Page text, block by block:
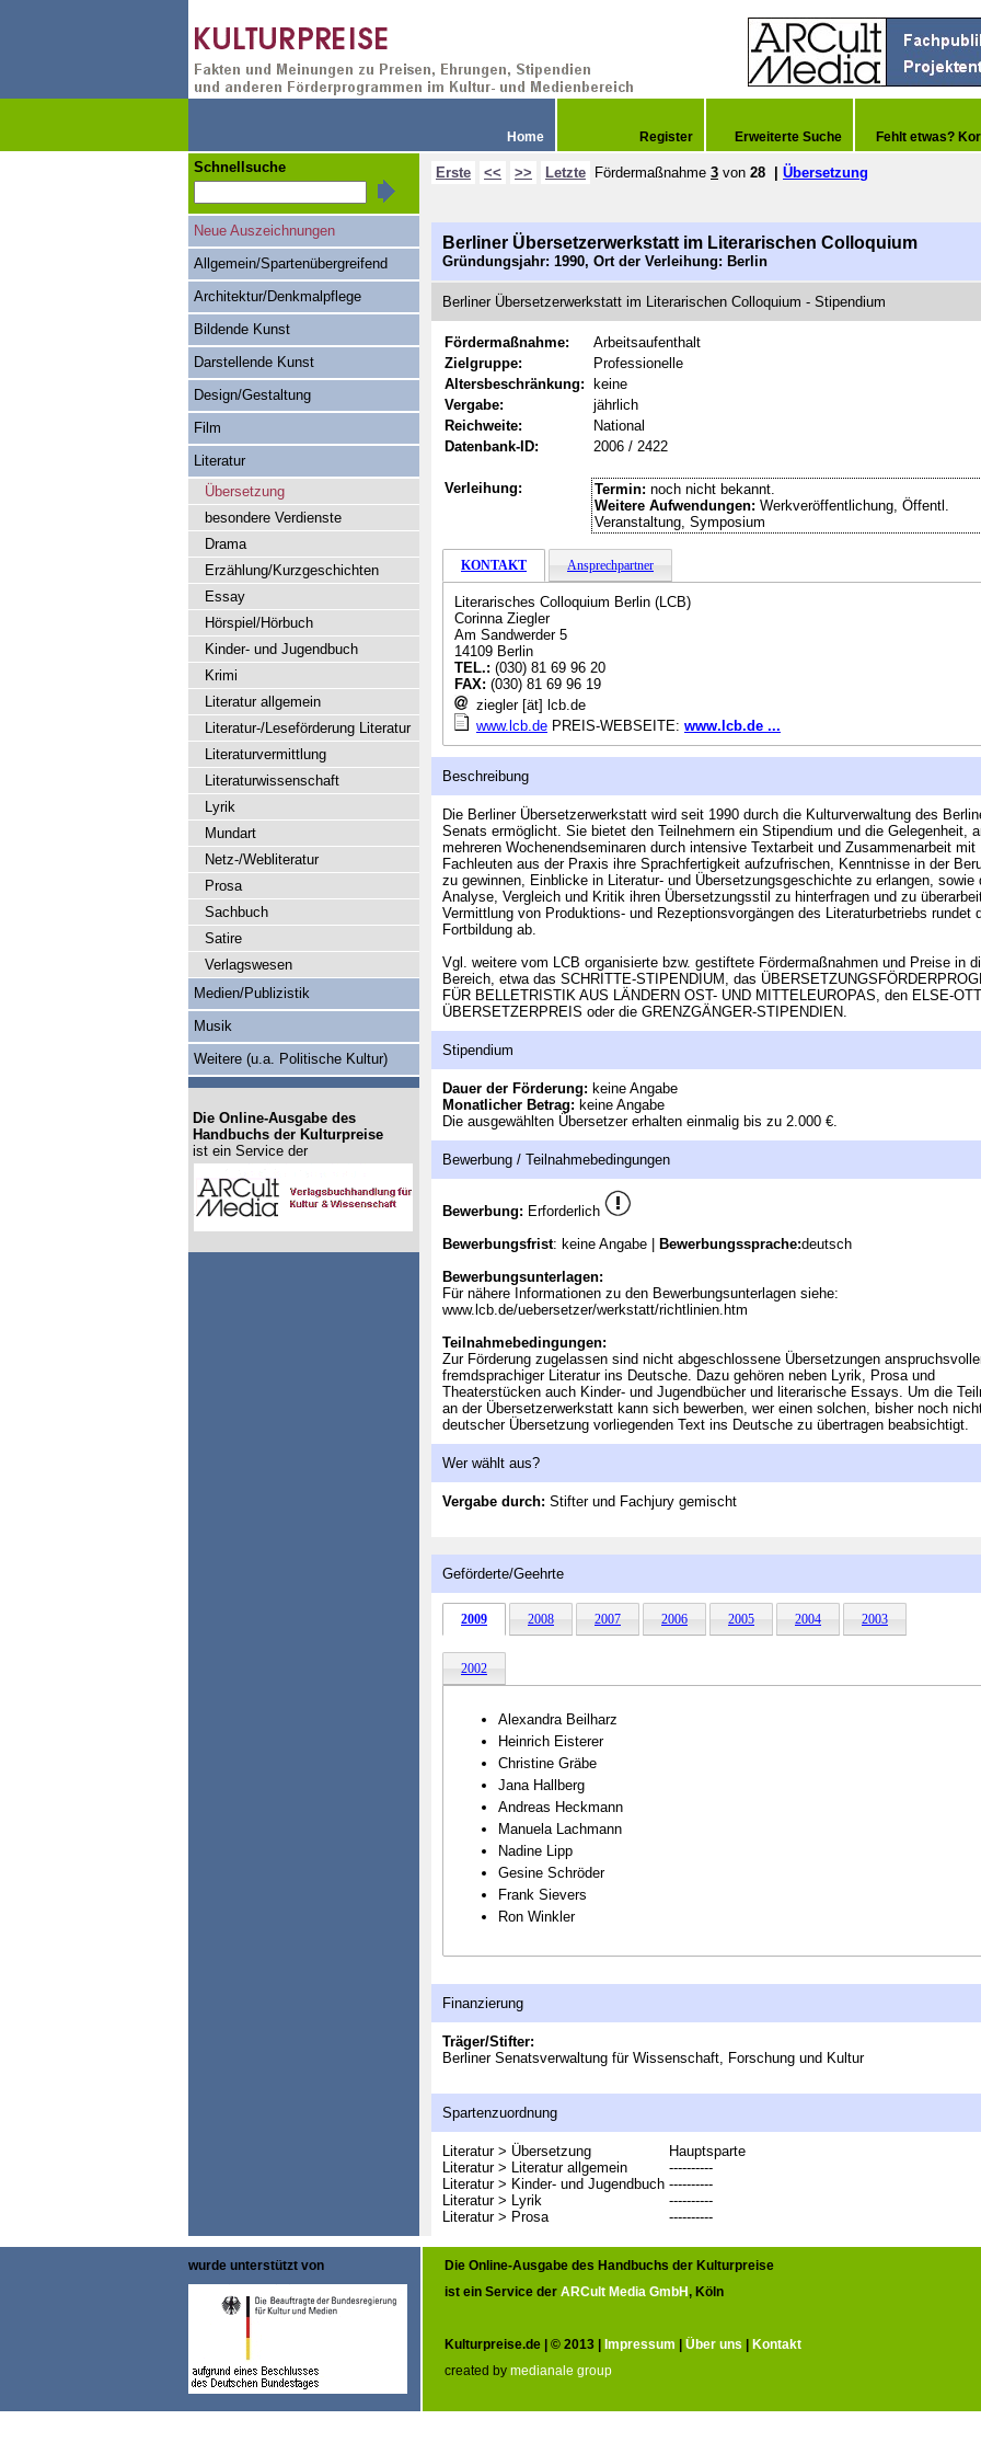
Home Register Erweiterte Suche Fehlt etwas?
Erste << >> Letzte Fördermaßnahme 3 von 28 Übersetzung
Berliner Übersetzerwerkstatt im Literarischen Colloquium
Gründungsjahr: 1990, Ort der Verleihung: Berlin
Berliner Übersetzerwerkstatt im Literarischen Colloquium - Stipendium
Fördermaßnahme:
Arbeitsaufenthalt
Zielgruppe:
Professionelle
Altersbeschränkung:
keine
Vergabe:
jährlich
Reichweite:
National
Datenbank-ID:
2006 / 2422
Verleihung: Termin: noch nicht bekannt.
Weitere Aufwendungen: Werkveröffentlichung, Öffentl.
Veranstaltung, Symposium
KONTAKT Ansprechpartner
Literarisches Colloquium Berlin (LCB)
Corinna Ziegler
Am Sandwerder 5
14109 Berlin
TEL.: (030) 81 69 96 20
FAX: (030) 81 69 96 19
ziegler [ät] lcb.de
www.lcb.de PREIS-WEBSEITE: www.lcb.de ...
Beschreibung
Die Berliner Übersetzerwerkstatt wird seit 1990 durch die Kulturverwaltung des
Senats ermöglicht. Sie bietet den Teilnehmern ein Stipendium und die Gelegenheit,
mehreren Wochenendseminaren durch intensive Textarbeit und Zusammenarbeit mit
Fachleuten aus der Praxis ihre Sprachfertigkeit aufzufrischen, Kenntnisse in der
zu gewinnen, Einblicke in Literatur- und Übersetzungsgeschichte zu erlangen, sowie
Analyse, Vergleich und Kritik ihren Übersetzungsstil zu hinterfragen und zu
Vermittlung von Produktions- und Rezeptionsvorgängen des Literaturbetriebs rundet
Fortbildung ab.
Vgl. weitere vom LCB organisierte bzw. gestiftete Fördermaßnahmen und Preise in
Bereich, etwa das SCHRITTE-STIPENDIUM, das
FÜR BELLETRISTIK AUS LÄNDERN OST- UND MITTELEUROPAS, den ELSE-
ÜBERSETZERPREIS oder die GRENZGÄNGER-STIPENDIEN.
Stipendium
Dauer der Förderung: keine Angabe
Monatlicher Betrag: keine Angabe
Die ausgewählten Übersetzer erhalten einmalig bis zu 2.000 €.
Bewerbung / Teilnahmebedingungen
Bewerbung: Erforderlich
Bewerbungsfrist: keine Angabe | Bewerbungssprache:deutsch
Bewerbungsunterlagen:
Für nähere Informationen zu den Bewerbungsunterlagen siehe:
www.lcb.de/uebersetzer/werkstatt/richtlinien.htm
Teilnahmebedingungen:
Zur Förderung zugelassen sind nicht abgeschlossene Übersetzungen
fremdsprachiger Literatur ins Deutsche. Dazu gehören neben Lyrik, Prosa und
Theaterstücken auch Kinder- und Jugendbücher und literarische Essays. Um die
an der Übersetzerwerkstatt kann sich bewerben, wer einen solchen, bisher noch
deutscher Übersetzung vorliegenden Text ins Deutsche zu übertragen beabsichtigt.
Wer wählt aus?
Vergabe durch: Stifter und Fachjury gemischt
Geförderte/Geehrte
2009 2008 2007 2006 2005 2004 2003
2002
Alexandra Beilharz
Heinrich Eisterer
Christine Gräbe
Jana Hallberg
Andreas Heckmann
Manuela Lachmann
Nadine Lipp
Gesine Schröder
Frank Sievers
Ron Winkler
Finanzierung
Träger/Stifter:
Berliner Senatsverwaltung für Wissenschaft, Forschung und Kultur
Spartenzuordnung
Literatur > Übersetzung
Hauptsparte
Literatur > Literatur allgemein
----------
Literatur > Kinder- und Jugendbuch ----------
Literatur > Lyrik
----------
Literatur > Prosa
----------
Schnellsuche
Neue Auszeichnungen
Allgemein/Spartenübergreifend
Architektur/Denkmalpflege
Bildende Kunst
Darstellende Kunst
Design/Gestaltung
Film
Literatur
Übersetzung
besondere Verdienste
Drama
Erzählung/Kurzgeschichten
Essay
Hörspiel/Hörbuch
Kinder- und Jugendbuch
Krimi
Literatur allgemein
Literatur-/Leseförderung Literatur
Literaturvermittlung
Literaturwissenschaft
Lyrik
Mundart
Netz-/Webliteratur
Prosa
Sachbuch
Satire
Verlagswesen
Medien/Publizistik
Musik
Weitere (u.a. Politische Kultur)
Die Online-Ausgabe des
Handbuchs der Kulturpreise
ist ein Service der
wurde unterstützt von
Die Online-Ausgabe des Handbuchs der Kulturpreise
ist ein Service der ARCult Media GmbH, Köln
Kulturpreise.de | © 2013 | Impressum Über uns
Kontakt
created by medianale group